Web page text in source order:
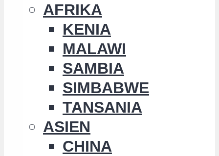
AFRIKA
KENIA
MALAWI
SAMBIA
SIMBABWE
TANSANIA
ASIEN
CHINA